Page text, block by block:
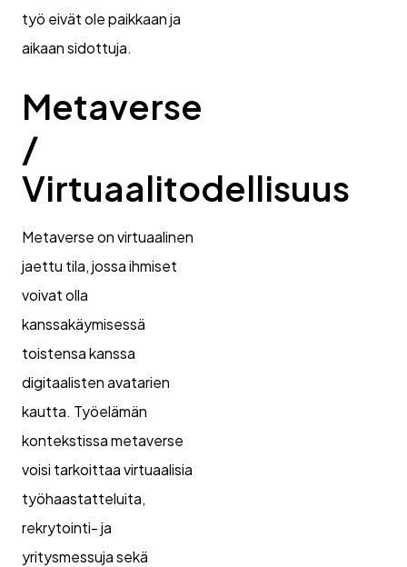
työ eivät ole paikkaan ja
aikaan sidottuja.
Metaverse
/
Virtuaalitodellisuus
Metaverse on virtuaalinen
jaettu tila, jossa ihmiset
voivat olla
kanssakäymisessä
toistensa kanssa
digitaalisten avatarien
kautta. Työelämän
kontekstissa metaverse
voisi tarkoittaa virtuaalisia
työhaastatteluita,
rekrytointi- ja
yritysmessuja sekä